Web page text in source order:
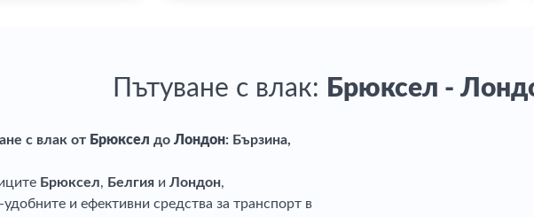
Пътуване с влак: Брюксел -
с влак от Брюксел до Лондон: Бързина,
Брюксел, Белгия и Лондон,
и ефективни средства за транспорт в